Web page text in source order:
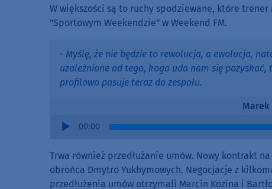
W większości są to ruchy spodziewane, które
"Sportowym Weekendzie" w Weekend FM.
- Myślę, że nie będzie to rewolucja, a ewolucja,
uzależnione od tego, kogo uda nam się
profilowo pasuje teraz do zespołu.
Marek
Audio
00:00
Trwa również przedłużanie umów. Nowy kontrakt
obrońca Dmytro Yukhymowych. Negocjacje z
przedłużenia umów otrzymali Marcin Kozina i